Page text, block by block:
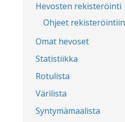
Hevosten rekisteröinti
Ohjeet rekisteröintiin
Omat hevoset
Statistiikka
Rotulista
Värilista
Syntymämaalista